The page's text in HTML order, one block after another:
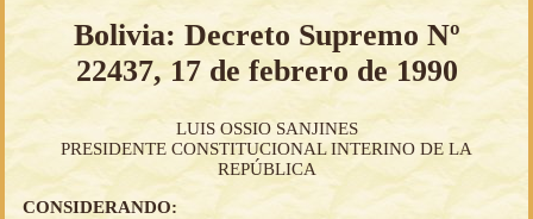
Bolivia: Decreto Supremo Nº
22437, 17 de febrero de 1990
LUIS OSSIO SANJINES
PRESIDENTE CONSTITUCIONAL INTERINO DE LA
REPÚBLICA
CONSIDERANDO: